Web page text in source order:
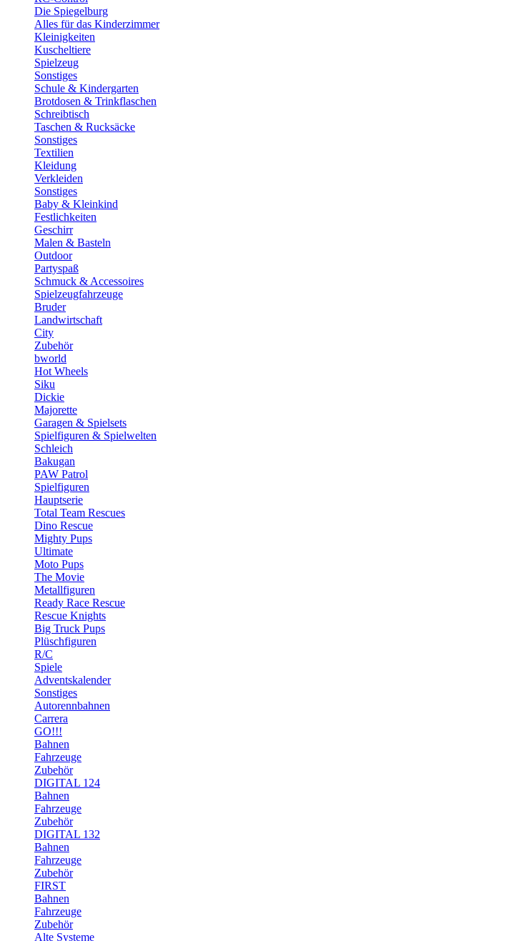
Die Spiegelburg
Alles für das Kinderzimmer
Kleinigkeiten
Kuscheltiere
Spielzeug
Sonstiges
Schule & Kindergarten
Brotdosen & Trinkflaschen
Schreibtisch
Taschen & Rucksäcke
Sonstiges
Textilien
Kleidung
Verkleiden
Sonstiges
Baby & Kleinkind
Festlichkeiten
Geschirr
Malen & Basteln
Outdoor
Partyspaß
Schmuck & Accessoires
Spielzeugfahrzeuge
Bruder
Landwirtschaft
City
Zubehör
bworld
Hot Wheels
Siku
Dickie
Majorette
Garagen & Spielsets
Spielfiguren & Spielwelten
Schleich
Bakugan
PAW Patrol
Spielfiguren
Hauptserie
Total Team Rescues
Dino Rescue
Mighty Pups
Ultimate
Moto Pups
The Movie
Metallfiguren
Ready Race Rescue
Rescue Knights
Big Truck Pups
Plüschfiguren
R/C
Spiele
Adventskalender
Sonstiges
Autorennbahnen
Carrera
GO!!!
Bahnen
Fahrzeuge
Zubehör
DIGITAL 124
Bahnen
Fahrzeuge
Zubehör
DIGITAL 132
Bahnen
Fahrzeuge
Zubehör
FIRST
Bahnen
Fahrzeuge
Zubehör
Alte Systeme